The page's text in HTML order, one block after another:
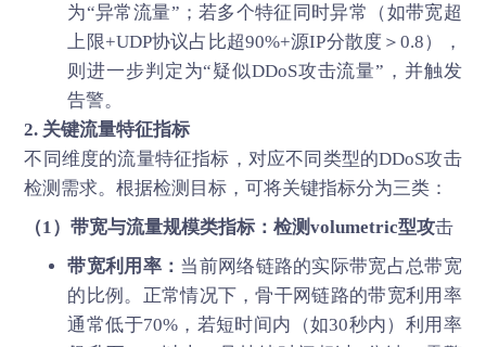
为“异常流量”；若多个特征同时异常（如带宽超
上限+UDP协议占比超90%+源IP分散度＞0.8），
则进一步判定为“疑似DDoS攻击流量”，并触发
告警。
2. 关键流量特征指标
不同维度的流量特征指标，对应不同类型的DDoS攻击
检测需求。根据检测目标，可将关键指标分为三类：
（1）带宽与流量规模类指标：检测volumetric型攻击
带宽利用率： 当前网络链路的实际带宽占总带宽
的比例。正常情况下，骨干网链路的带宽利用率
通常低于70%，若短时间内（如30秒内）利用率